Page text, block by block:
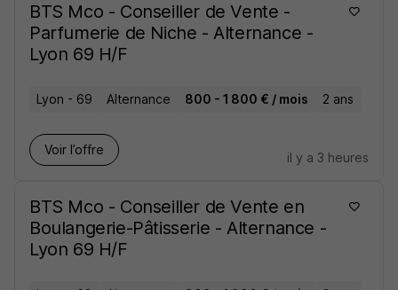
BTS Mco - Conseiller de Vente -
Parfumerie de Niche - Alternance -
Lyon 69 H/F
Lyon - 69 Alternance 800 - 1 800 € / mois 2 ans
Voir l’offre
il y a 3 heures
BTS Mco - Conseiller de Vente en
Boulangerie-Pâtisserie - Alternance -
Lyon 69 H/F